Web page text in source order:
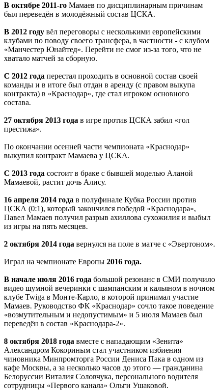
В октябре 2011-го Мамаев по дисциплинарным причинам
был переведён в молодёжный состав ЦСКА.
В 2012 году вёл переговоры с несколькими европейскими
клубами по поводу своего трансфера, в частности - с клубом
«Манчестер Юнайтед». Перейти не смог из-за того, что не
хватало матчей за сборную.
С 2012 года перестал проходить в основной состав своей
команды и в итоге был отдан в аренду (с правом выкупа
контракта) в «Краснодар», где стал игроком основного
состава.
27 октября 2013 года в игре против ЦСКА забил «гол
престижа».
По окончании осенней части чемпионата «Краснодар»
выкупил контракт Мамаева у ЦСКА.
С 2013 года состоит в браке с бывшей моделью Аланой
Мамаевой, растит дочь Алису.
16 апреля 2014 года в полуфинале Кубка России против
ЦСКА (0:1), который закончился победой «Краснодара»,
Павел Мамаев получил разрыв ахиллова сухожилия и выбыл
из игры на пять месяцев.
2 октября 2014 года вернулся на поле в матче с «Эвертоном».
Играл на чемпионате Европы 2016 года.
В начале июля 2016 года большой резонанс в СМИ получило
видео шумной вечеринки с шампанским и кальяном в ночном
клубе Twiga в Монте-Карло, в которой принимал участие
Мамаев. Руководство ФК «Краснодар» сочло такое поведение
«возмутительным и недопустимым» и 5 июля Мамаев был
переведён в состав «Краснодара-2».
8 октября 2018 года вместе с нападающим «Зенита»
Александром Кокориным стал участником избиения
чиновника Минпромторга России Дениса Пака в одном из
кафе Москвы, а за несколько часов до этого — гражданина
Белоруссии Виталия Соловчука, персонального водителя
сотрудницы «Первого канала» Ольги Ушаковой.